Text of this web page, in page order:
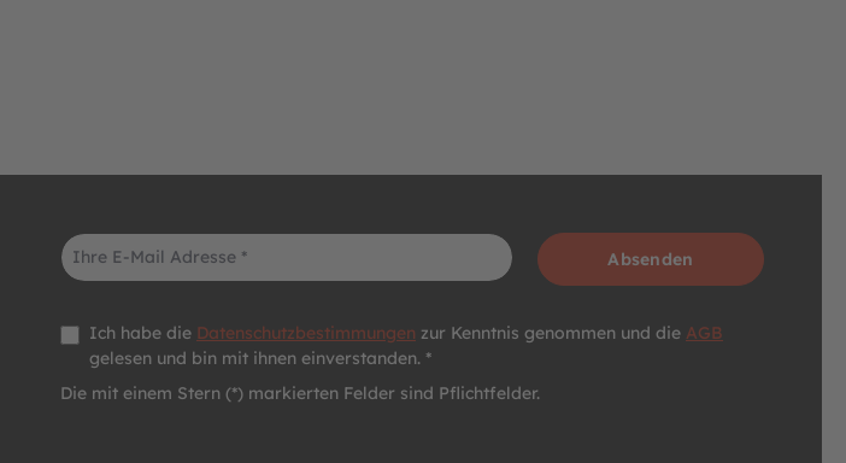
E-Mail-Adresse*
Absenden
Datenschutz *
Ich habe die Datenschutzbestimmungen zur Kenntnis genommen und die AGB
gelesen und bin mit ihnen einverstanden. *
Die mit einem Stern (*) markierten Felder sind Pflichtfelder.